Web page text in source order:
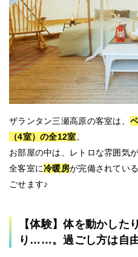
ザランタン三瀬高原の客室は、
（4室）の全12室。
お部屋の中は、レトロな雰囲気
全客室に冷暖房が完備されてい
ごせます♪
【体験】体を動かした
り……。過ごし方は自